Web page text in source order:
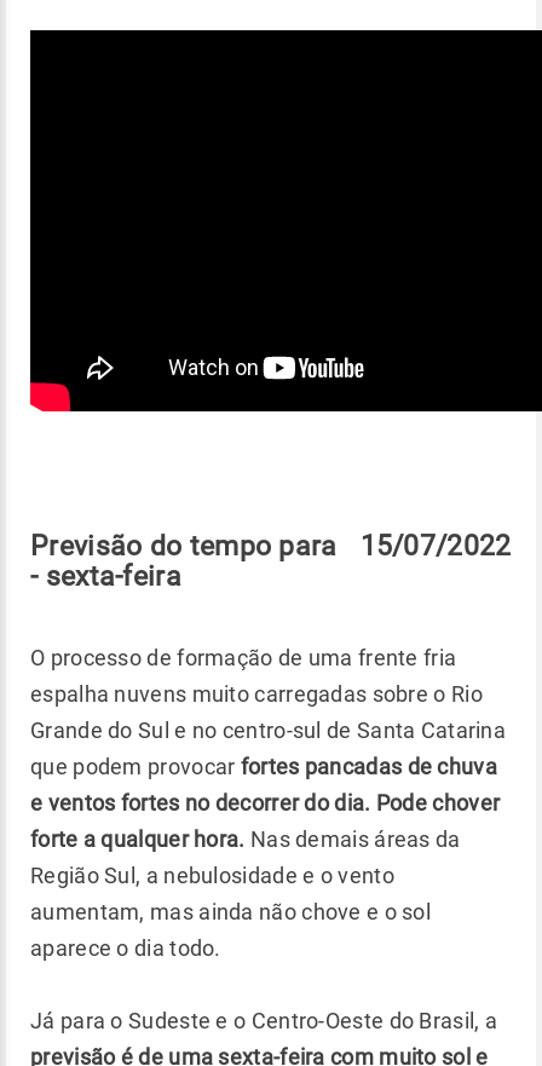
Previsão do tempo para 15/07/2022
- sexta-feira
O processo de formação de uma frente fria
espalha nuvens muito carregadas sobre o Rio
Grande do Sul e no centro-sul de Santa Catarina
que podem provocar fortes pancadas de chuva
e ventos fortes no decorrer do dia. Pode chover
forte a qualquer hora. Nas demais áreas da
Região Sul, a nebulosidade e o vento
aumentam, mas ainda não chove e o sol
aparece o dia todo.
Já para o Sudeste e o Centro-Oeste do Brasil, a
previsão é de uma sexta-feira com muito sol e